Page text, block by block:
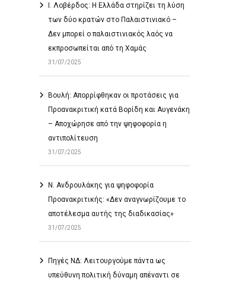
Ι. Λοβέρδος: Η Ελλάδα στηρίζει τη λύση
των δύο κρατών στο Παλαιστινιακό –
Δεν μπορεί ο παλαιστινιακός λαός να
εκπροσωπείται από τη Χαμάς
31/07/2025
Βουλή: Απορρίφθηκαν οι προτάσεις για
Προανακριτική κατά Βορίδη και Αυγενάκη
– Αποχώρησε από την ψηφοφορία η
αντιπολίτευση
31/07/2025
Ν. Ανδρουλάκης για ψηφοφορία
Προανακριτικής: «Δεν αναγνωρίζουμε το
αποτέλεσμα αυτής της διαδικασίας»
31/07/2025
Πηγές ΝΔ: Λειτουργούμε πάντα ως
υπεύθυνη πολιτική δύναμη απέναντι σε